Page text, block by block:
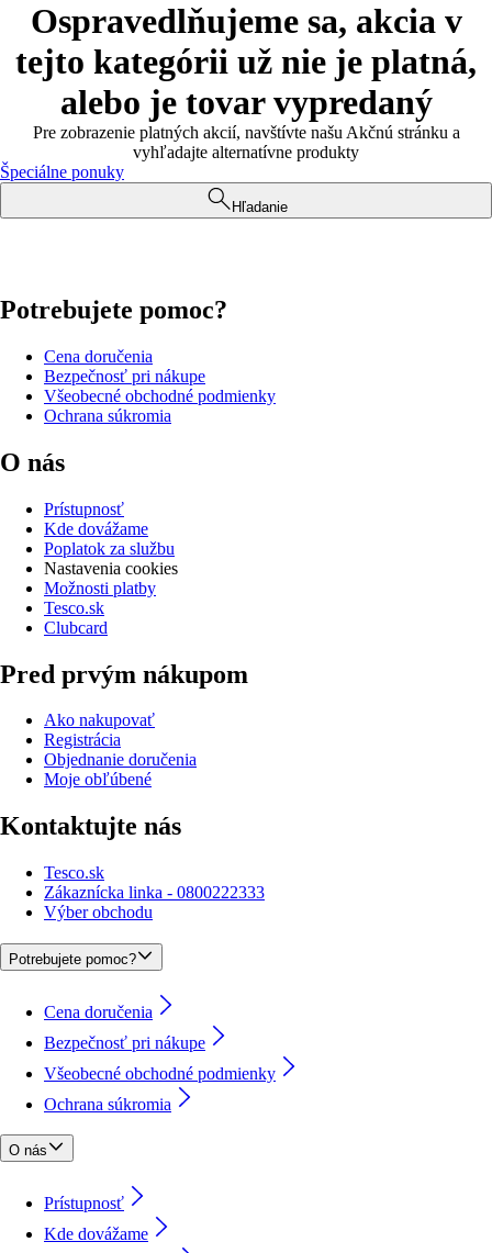
Ospravedlňujeme sa, akcia v
tejto kategórii už nie je platná,
alebo je tovar vypredaný
Pre zobrazenie platných akcií, navštívte našu Akčnú stránku a
vyhľadajte alternatívne produkty
Špeciálne ponuky
Hľadanie
Potrebujete pomoc?
Cena doručenia
Bezpečnosť pri nákupe
Všeobecné obchodné podmienky
Ochrana súkromia
O nás
Prístupnosť
Kde dovážame
Poplatok za službu
Nastavenia cookies
Možnosti platby
Tesco.sk
Clubcard
Pred prvým nákupom
Ako nakupovať
Registrácia
Objednanie doručenia
Moje obľúbené
Kontaktujte nás
Tesco.sk
Zákaznícka linka - 0800222333
Výber obchodu
Potrebujete pomoc?
Cena doručenia
Bezpečnosť pri nákupe
Všeobecné obchodné podmienky
Ochrana súkromia
O nás
Prístupnosť
Kde dovážame